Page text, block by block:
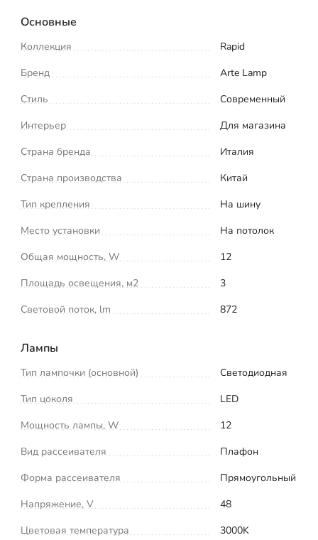
Основные
Коллекция
Rapid
Бренд
Arte Lamp
Стиль
Современный
Интерьер
Для магазина
Страна бренда
Италия
Страна производства
Китай
Тип крепления
На шину
Место установки
На потолок
Общая мощность, W
12
Площадь освещения, м2
3
Световой поток, lm
872
Лампы
Тип лампочки (основной)
Светодиодная
Тип цоколя
LED
Мощность лампы, W
12
Вид рассеивателя
Плафон
Форма рассеивателя
Прямоугольный
Напряжение, V
48
Цветовая температура
3000K